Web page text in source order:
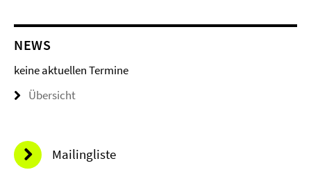
NEWS
keine aktuellen Termine
Übersicht
Mailingliste